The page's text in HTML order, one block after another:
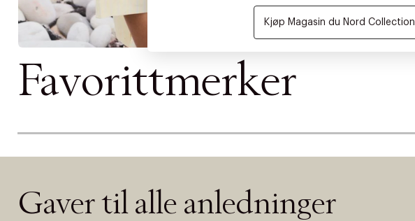
Kjøp Magasin du Nord Collection
Favorittmerker
Gaver til alle anledninger
videoen.